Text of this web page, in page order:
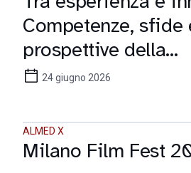
Competenze, sfide
prospettive della
comunicazione
24 giugno 2026
ALMED X
Milano Film Fest